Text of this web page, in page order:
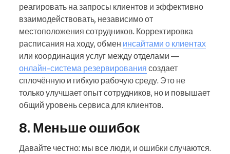
реагировать на запросы клиентов и эффективно
взаимодействовать, независимо от
местоположения сотрудников. Корректировка
расписания на ходу, обмен инсайтами о клиентах
или координация услуг между отделами —
онлайн-система резервирования создает
сплочённую и гибкую рабочую среду. Это не
только улучшает опыт сотрудников, но и повышает
общий уровень сервиса для клиентов.
8. Меньше ошибок
Давайте честно: мы все люди, и ошибки случаются.